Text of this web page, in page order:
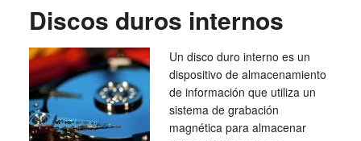
Discos duros internos
Un disco duro interno es un
dispositivo de almacenamiento
de información que utiliza un
sistema de grabación
magnética para almacenar